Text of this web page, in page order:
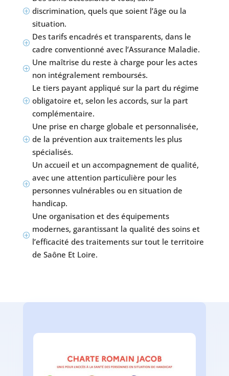
P discrimination, quels que soient l’âge ou la
situation.
P
Des tarifs encadrés et transparents, dans le
cadre conventionné avec l’Assurance Maladie.
P
Une maîtrise du reste à charge pour les actes
non intégralement remboursés.
P
Le tiers payant appliqué sur la part du régime
obligatoire et, selon les accords, sur la part
complémentaire.
P
Une prise en charge globale et personnalisée,
de la prévention aux traitements les plus
spécialisés.
P
Un accueil et un accompagnement de qualité,
avec une attention particulière pour les
personnes vulnérables ou en situation de
handicap.
P
Une organisation et des équipements
modernes, garantissant la qualité des soins et
l’efficacité des traitements sur tout le territoire
de Saône Et Loire.